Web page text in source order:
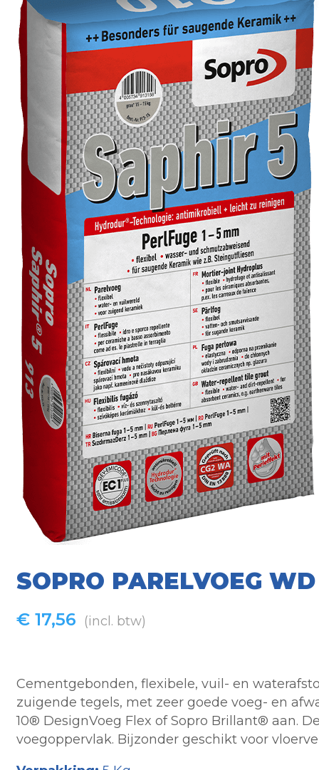
SOPRO PARELVOEG
€ 17,56 (incl. btw)
Cementgebonden, flexibele, vuil- en
zuigende tegels, met zeer goede voeg- en
10® DesignVoeg Flex of Sopro Brillant® aan.
voegoppervlak. Bijzonder geschikt voor